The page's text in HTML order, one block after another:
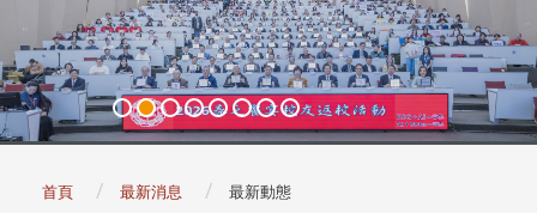
首頁 最新消息 最新動態